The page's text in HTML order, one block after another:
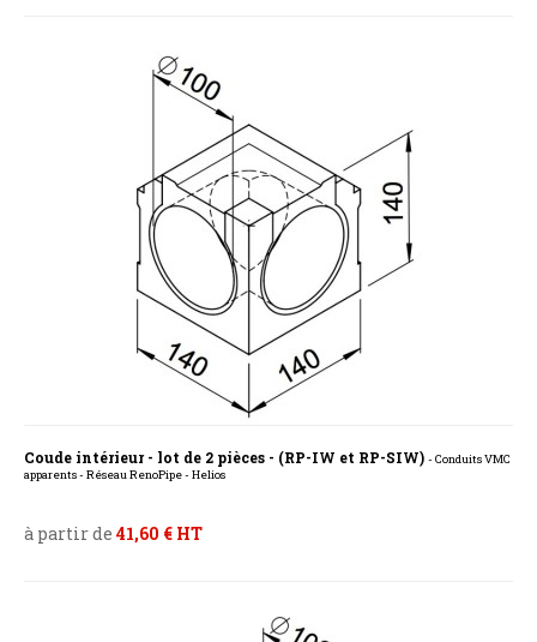
Coude intérieur - lot de 2 pièces - (RP-IW et RP-SIW) - Conduits VMC
apparents - Réseau RenoPipe - Helios
à partir de 41,60 € HT